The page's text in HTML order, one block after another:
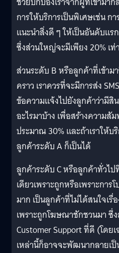
การให้บริการเป็นพิเศษเช่น ก
แนะนำสิ่งดี ๆ ให้เป็นอันดับแร
ซึ่งส่วนใหญ่จะมีเพียง 20% เ
ส่วนระดับ B หรือลูกค้าที่เข้าม
คราว เราควรที่จะมีการส่ง
ข้อความแจ้งไปยังลูกค้าว่ามีสิ
อะไรมาบ้าง เพื่อสร้างความ
ประมาณ 30% และถ้าเราให้
ลูกค้าระดับ A ก็เป็นได้
ลูกค้าระดับ C หรือลูกค้าทั่วไ
เดียวเพราะถูกหรือเพราะกา
มาก เป็นลูกค้าที่ไม่ได้สนใจเรื่
เพราะถูกโฆษณาชักชวนมา ซึ่
Customer Support ที่ดี (โดย
เหล่านี้ก็อาจจะพัฒนากลายเ